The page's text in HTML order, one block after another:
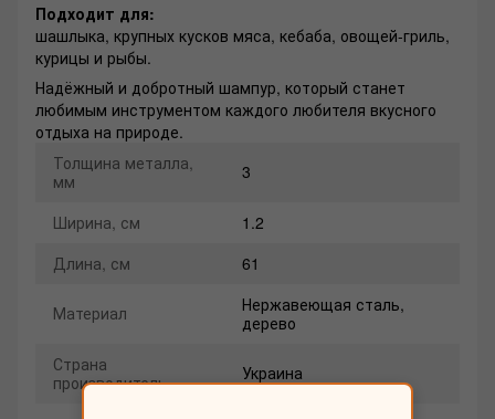
Подходит для:
шашлыка, крупных кусков мяса, кебаба, овощей-гриль,
курицы и рыбы.
Надёжный и добротный шампур, который станет
любимым инструментом каждого любителя вкусного
отдыха на природе.
Толщина металла,
мм
3
Ширина, см
1.2
Длина, см
61
Материал
Нержавеющая сталь,
дерево
Страна
производитель
Украина